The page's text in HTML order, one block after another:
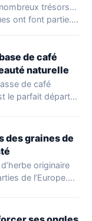
trésors…
ont font partie.
de café
naturelle
de café
le parfait départ…
des graines de
originaire
de l’Europe.…